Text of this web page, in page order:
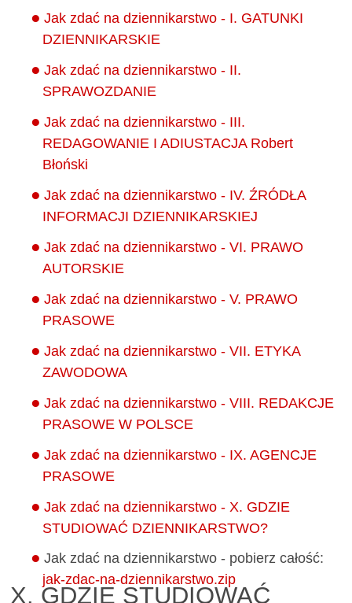
Jak zdać na dziennikarstwo - I. GATUNKI
DZIENNIKARSKIE
Jak zdać na dziennikarstwo - II.
SPRAWOZDANIE
Jak zdać na dziennikarstwo - III.
REDAGOWANIE I ADIUSTACJA Robert
Błoński
Jak zdać na dziennikarstwo - IV. ŹRÓDŁA
INFORMACJI DZIENNIKARSKIEJ
Jak zdać na dziennikarstwo - VI. PRAWO
AUTORSKIE
Jak zdać na dziennikarstwo - V. PRAWO
PRASOWE
Jak zdać na dziennikarstwo - VII. ETYKA
ZAWODOWA
Jak zdać na dziennikarstwo - VIII. REDAKCJE
PRASOWE W POLSCE
Jak zdać na dziennikarstwo - IX. AGENCJE
PRASOWE
Jak zdać na dziennikarstwo - X. GDZIE
STUDIOWAĆ DZIENNIKARSTWO?
Jak zdać na dziennikarstwo - pobierz całość:
jak-zdac-na-dziennikarstwo.zip
X. GDZIE STUDIOWAĆ